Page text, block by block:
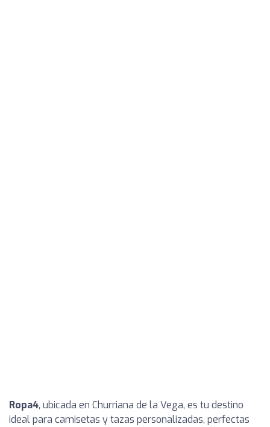
Ropa4, ubicada en Churriana de la Vega, es tu destino
ideal para camisetas y tazas personalizadas, perfectas